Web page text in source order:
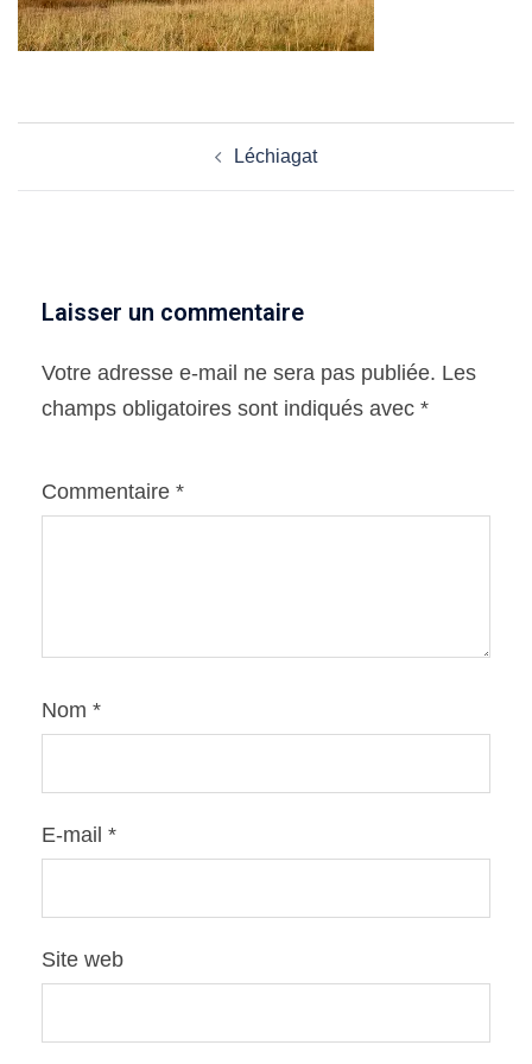
Léchiagat
Laisser un commentaire
Votre adresse e-mail ne sera pas publiée. Les
champs obligatoires sont indiqués avec *
Commentaire *
Nom *
E-mail *
Site web